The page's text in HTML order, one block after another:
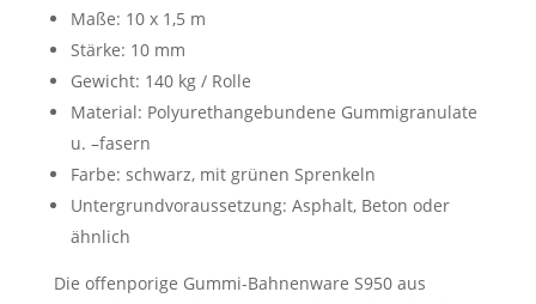
Maße: 10 x 1,5 m
Stärke: 10 mm
Gewicht: 140 kg / Rolle
Material: Polyurethangebundene Gummigranulate
u. –fasern
Farbe: schwarz, mit grünen Sprenkeln
Untergrundvoraussetzung: Asphalt, Beton oder
ähnlich
Die offenporige Gummi-Bahnenware S950 aus